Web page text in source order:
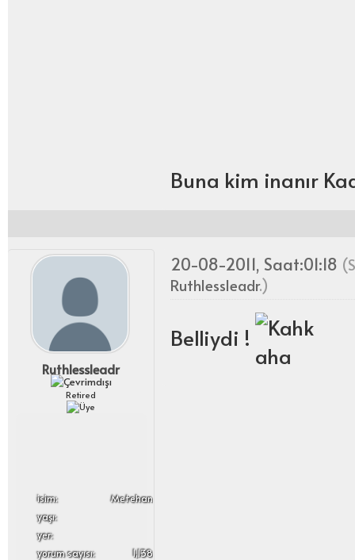
Buna kim inanır
Ruthlessleadr
Retired
i̇sim:
Metehan
yaşı:
yer:
yorum sayısı:
1,138
20-08-2011, Saat:01:18
Ruthlessleadr.)
Belliydi !